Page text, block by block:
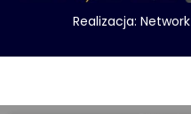
Realizacja: Network